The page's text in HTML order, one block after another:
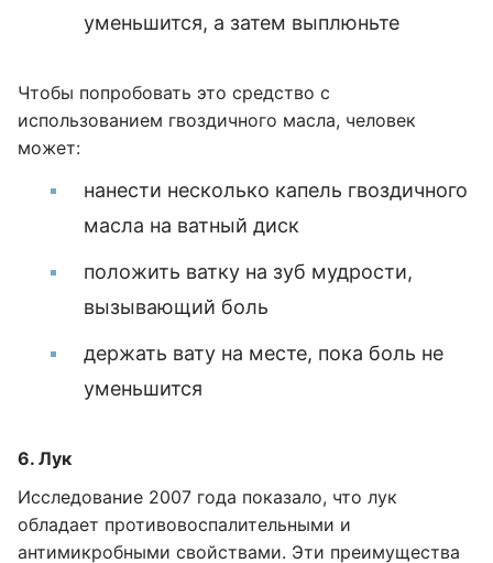
уменьшится, а затем выплюньте
Чтобы попробовать это средство с
использованием гвоздичного масла, человек
может:
нанести несколько капель гвоздичного
масла на ватный диск
положить ватку на зуб мудрости,
вызывающий боль
держать вату на месте, пока боль не
уменьшится
6. Лук
Исследование 2007 года показало, что лук
обладает противовоспалительными и
антимикробными свойствами. Эти преимущества